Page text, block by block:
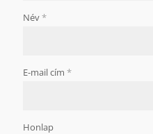
Név*
E-mail cím *
Honlap